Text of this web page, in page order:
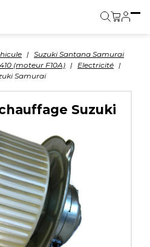
Suzuki Santana Samurai
(moteur F10A)
Electricité
Samurai
Suzuki